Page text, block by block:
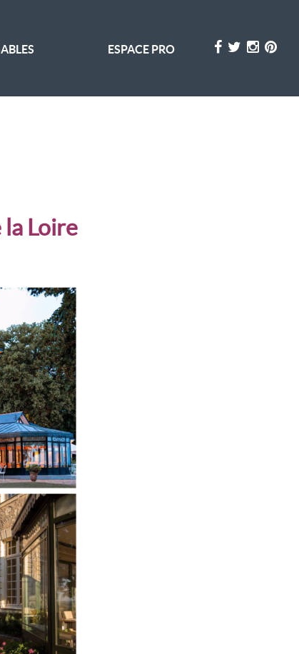
ESPACE PRO
la Loire